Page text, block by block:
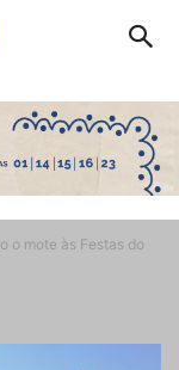
o mote às Festas do